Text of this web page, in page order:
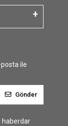
ile
Gönder
haberdar